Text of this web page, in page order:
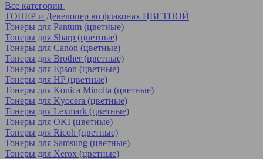
Все категории
ТОНЕР и Девелопер во флаконах ЦВЕТНОЙ
Тонеры для Pantum (цветные)
Тонеры для Sharp (цветные)
Тонеры для Canon (цветные)
Тонеры для Brother (цветные)
Тонеры для Epson (цветные)
Тонеры для HP (цветные)
Тонеры для Konica Minolta (цветные)
Тонеры для Kyocera (цветные)
Тонеры для Lexmark (цветные)
Тонеры для OKI (цветные)
Тонеры для Ricoh (цветные)
Тонеры для Samsung (цветные)
Тонеры для Xerox (цветные)